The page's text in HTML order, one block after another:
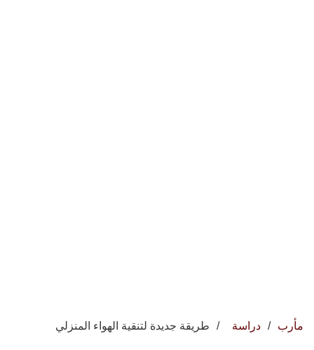
مأرب دراسة طريقة جديدة لتنقية الهواء المنزلي